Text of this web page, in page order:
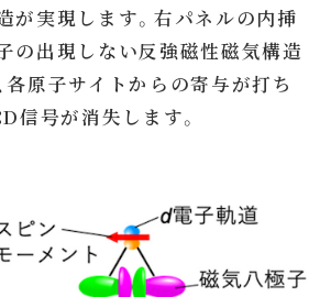
が実現します。右パネルの内挿
の出現しない反強磁性磁気構造
各原子サイトからの寄与が打ち
信号が消失します。